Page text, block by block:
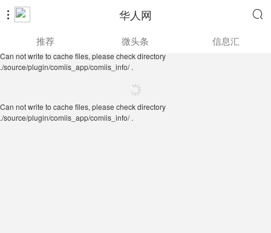
 华人网 
./source/plugin/comiis_app/comiis_info/ .
推荐 微头条 信息汇
Can not write to cache files, please check directory
./source/plugin/comiis_app/comiis_info/ .
Can not write to cache files, please check directory
./source/plugin/comiis_app/comiis_info/ .